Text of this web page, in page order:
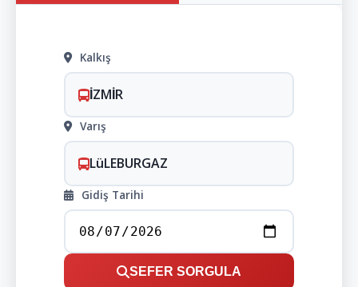
Kalkış
İZMİR
Varış
LüLEBURGAZ
Gidiş Tarihi
SEFER SORGULA